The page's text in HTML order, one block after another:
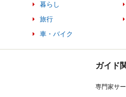
暮らし
旅行
車・バイク
ガイド
専門家サ